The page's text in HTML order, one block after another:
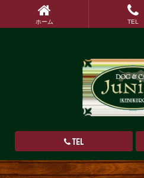
TEL
ホーム TEL